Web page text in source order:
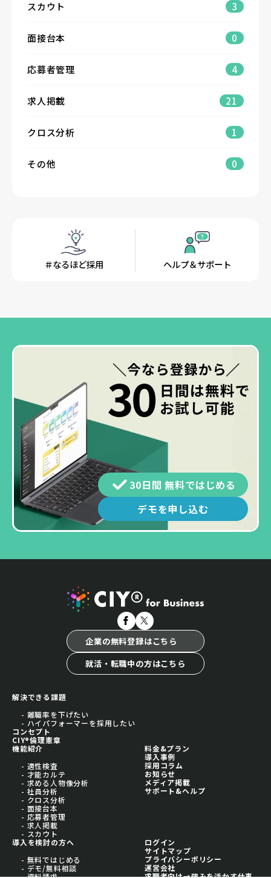
スカウト 3
面接台本 0
応募者管理 4
求人掲載 21
クロス分析 1
その他 0
＃なるほど採用 ヘルプ＆サポート
30日間 無料ではじめる
デモを申し込む
企業の無料登録はこちら
就活・転職中の方はこちら
解決できる課題
- 離職率を下げたい
- ハイパフォーマーを採用したい
コンセプト
CIY®倫理憲章
機能紹介
- 適性検査
- 才能カルテ
- 求める人物像分析
- 社員分析
- クロス分析
- 面接台本
- 応募者管理
- 求人掲載
- スカウト
料金&プラン
導入事例
採用コラム
お知らせ
メディア掲載
サポート&ヘルプ
導入を検討の方へ
- 無料ではじめる
- デモ/無料相談
ログイン
サイトマップ
プライバシーポリシー
運営会社
求職者向け→強みを活かす仕事